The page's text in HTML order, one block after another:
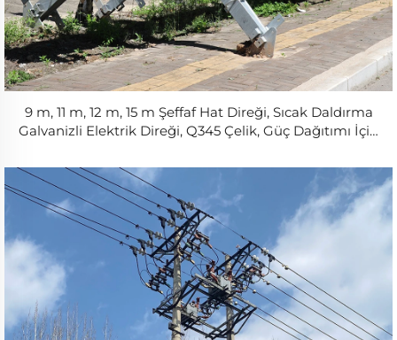
9 m, 11 m, 12 m, 15 m Şeffaf Hat Direği, Sıcak Daldırma
Galvanizli Elektrik Direği, Q345 Çelik, Güç Dağıtımı İçin